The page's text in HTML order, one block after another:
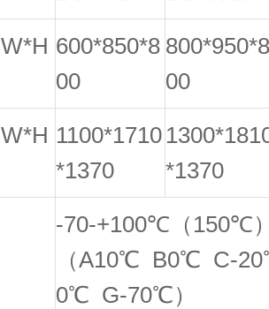
600*850*8
00
800*950*8
00
1100*1710
*1370
*1370
-70-+100℃（150℃
（A10℃ B0℃ C-
0℃ G-70℃）